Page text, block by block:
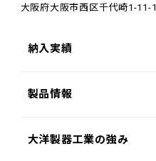
大阪府大阪市西区千代崎1-11-1
納入実績
製品情報
大洋製器工業の強み